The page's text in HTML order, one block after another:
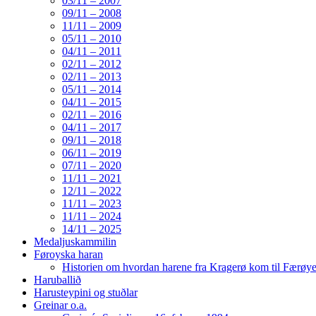
09/11 – 2008
11/11 – 2009
05/11 – 2010
04/11 – 2011
02/11 – 2012
02/11 – 2013
05/11 – 2014
04/11 – 2015
02/11 – 2016
04/11 – 2017
09/11 – 2018
06/11 – 2019
07/11 – 2020
11/11 – 2021
12/11 – 2022
11/11 – 2023
11/11 – 2024
14/11 – 2025
Medaljuskammilin
Føroyska haran
Historien om hvordan harene fra Kragerø kom til
Haruballið
Harusteypini og stuðlar
Greinar o.a.